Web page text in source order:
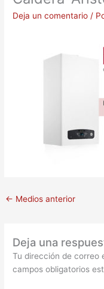
Deja un comentario /
← Medios anterior
Deja una
Tu dirección de correo
campos obligatorios